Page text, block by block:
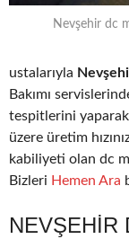
Nevşehir dc
ustalarıyla
Bakımı
tespitlerini
üzere üretim
kabiliyeti olan dc
Bizleri Hemen Ara
NEVŞEHIR